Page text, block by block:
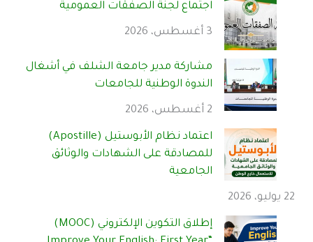
اجتماع لجنة الصفقات العمومية
3 أغسطس، 2026
مشاركة مدير جامعة الشلف في أشغال
الندوة الوطنية للجامعات
2 أغسطس، 2026
اعتماد نظام الأبوستيل (Apostille)
للمصادقة على الشهادات والوثائق
الجامعية
22 يوليو، 2026
إطلاق التكوين الإلكتروني (MOOC)